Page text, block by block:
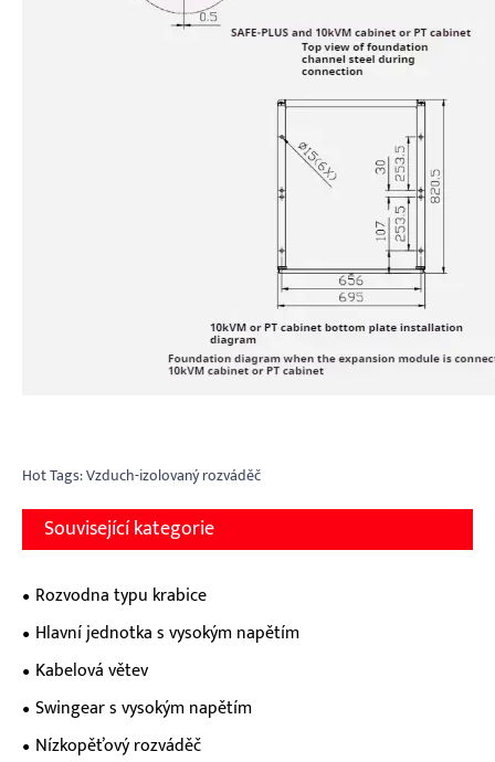
Hot Tags: Vzduch-izolovaný rozváděč
Související kategorie
Rozvodna typu krabice
Hlavní jednotka s vysokým napětím
Kabelová větev
Swingear s vysokým napětím
Nízkopěťový rozváděč